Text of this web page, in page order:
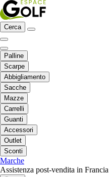
Cerca
Palline
Scarpe
Abbigliamento
Sacche
Mazze
Carrelli
Guanti
Accessori
Outlet
Sconti
Marche
Assistenza post-vendita in Francia